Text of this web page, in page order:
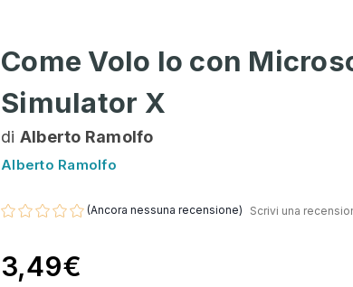
Come Volo Io con
Simulator X
di Alberto Ramolfo
Alberto Ramolfo
(Ancora nessuna recensione) Scrivi una
3,49€